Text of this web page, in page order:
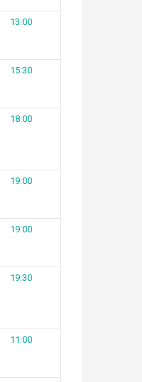
13:00
15:30
18:00
19:00
19:00
19:30
11:00